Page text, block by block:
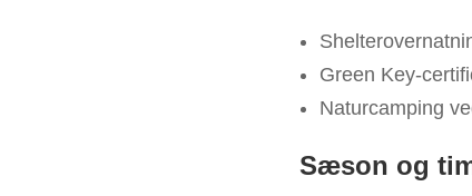
Green Key-
Naturcamping
Sæson og